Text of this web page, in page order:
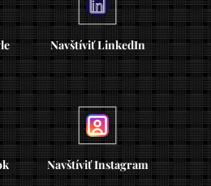
Navštíviť LinkedIn
Navštíviť Instagram